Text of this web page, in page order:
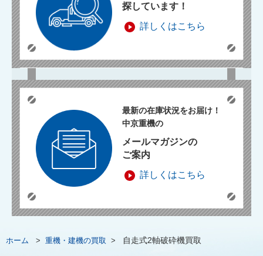
探しています！
詳しくはこちら
最新の在庫状況をお届け！
中京重機の
メールマガジンの
ご案内
詳しくはこちら
ホーム > 重機・建機の買取 > 自走式2軸破砕機買取